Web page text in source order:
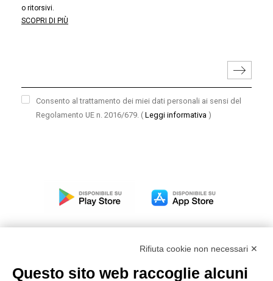
o ritorsivi.
SCOPRI DI PIÙ
Consento al trattamento dei miei dati personali ai sensi del
Regolamento UE n. 2016/679. ( Leggi informativa )
Modello organizzativo, gestione e controllo – D. lgs.
Rifiuta cookie non necessari ✕
Questo sito web raccoglie alcuni